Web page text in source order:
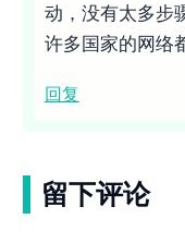
动，没有太多步
许多国家的网络
回复
留下评论